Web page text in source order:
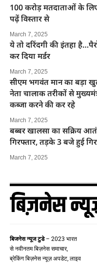
100 करोड़ मतदाताओं के
पढ़ें विस्तार से
March 7, 2025
ये तो दरिंदगी की इंतहा
कर दिया मर्डर
March 7, 2025
सीएम भगवंत मान का बड़ा
नेता चालाक तरीकों से
कब्जा करने की कर रहे
March 7, 2025
बब्बर खालसा का सक्रिय
गिरफ्तार, तड़के 3 बजे हुई
March 7, 2025
बिजनेस न्यूज टुडे– 2023 भारत
से नवीनतम बिज़नेस समाचार,
ब्रेकिंग बिज़नेस न्यूज़ अपडेट, लाइव